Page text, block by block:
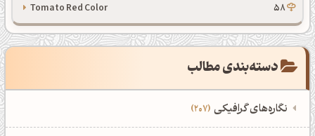
58
Tomato Red Color
دسته‌بندی مطالب
نگاره‌های گرافیکی 207